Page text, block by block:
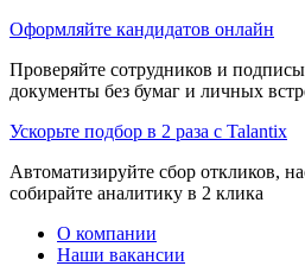
Оформляйте кандидатов онлайн
Проверяйте сотрудников и
документы без бумаг и личных
Ускорьте подбор в 2 раза с Talantix
Автоматизируйте сбор откликов,
собирайте аналитику в 2 клика
О компании
Наши вакансии